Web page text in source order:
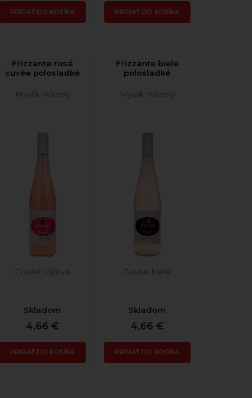
PRIDAŤ DO KOŠÍKA PRIDAŤ DO KOŠÍKA
Frizzante rosé
cuvée polosladké
Myslík Winery
Cuvée rúžové
Skladom
4,66 €
PRIDAŤ DO KOŠÍKA
Frizzante biele
polosladké
Myslík Winery
Cuvée biele
Skladom
4,66 €
PRIDAŤ DO KOŠÍKA